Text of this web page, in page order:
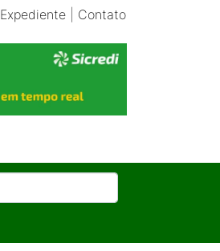
Expediente| Contato